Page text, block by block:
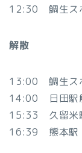
12:30 鯛生ス
解散
13:00 鯛生ス
14:00 日田駅
15:33 久留米
16:39 熊本